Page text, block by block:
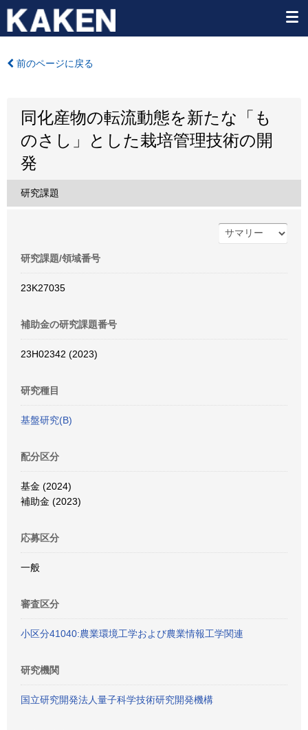
前のページに戻る
同化産物の転流動態を新たな「も
のさし」とした栽培管理技術の開
発
研究課題
研究課題/領域番号
23K27035
補助金の研究課題番号
23H02342 (2023)
研究種目
基盤研究(B)
配分区分
基金 (2024)
補助金 (2023)
応募区分
一般
審査区分
小区分41040:農業環境工学および農業情報工学関連
研究機関
国立研究開発法人量子科学技術研究開発機構